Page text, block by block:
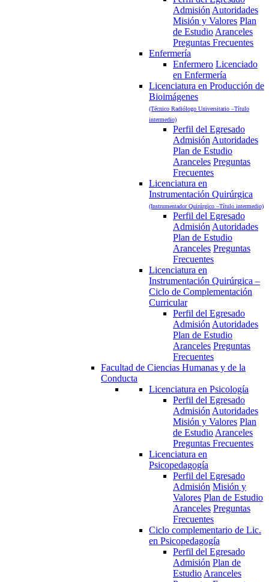
Admisión Autoridades
Misión y Valores Plan
de Estudio Aranceles
Preguntas Frecuentes
Enfermería
Enfermero Licenciado
en Enfermería
Licenciatura en Producción de
Bioimágenes
(Técnico Radiólogo Universitario –Título
intermedio)
Perfil del Egresado
Admisión Autoridades
Plan de Estudio
Aranceles Preguntas
Frecuentes
Licenciatura en
Instrumentación Quirúrgica
(Instrumentador Quirúrgico –Título intermedio)
Perfil del Egresado
Admisión Autoridades
Plan de Estudio
Aranceles Preguntas
Frecuentes
Licenciatura en
Instrumentación Quirúrgica –
Ciclo de Complementación
Curricular
Perfil del Egresado
Admisión Autoridades
Plan de Estudio
Aranceles Preguntas
Frecuentes
Facultad de Ciencias Humanas y de la
Conducta
Licenciatura en Psicología
Perfil del Egresado
Admisión Autoridades
Misión y Valores Plan
de Estudio Aranceles
Preguntas Frecuentes
Licenciatura en
Psicopedagogía
Perfil del Egresado
Admisión Misión y
Valores Plan de Estudio
Aranceles Preguntas
Frecuentes
Ciclo complementario de Lic.
en Psicopedagogía
Perfil del Egresado
Admisión Plan de
Estudio Aranceles